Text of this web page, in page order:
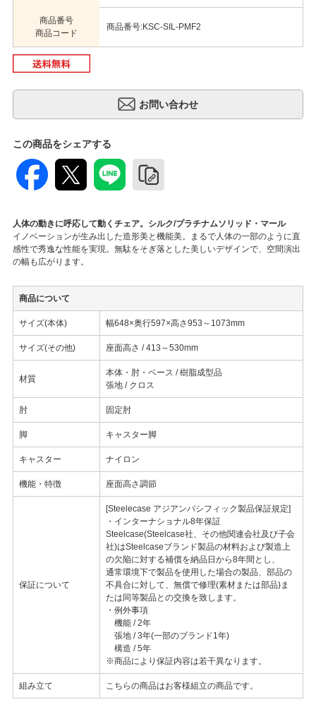
商品番号
商品コード
商品番号:KSC-SIL-PMF2
この商品をシェアする
人体の動きに呼応して動くチェア。シルク/プラチナムソリッド・マール
イノベーションが生み出した造形美と機能美。まるで人体の一部のように直
感性で秀逸な性能を実現。無駄をそぎ落とした美しいデザインで、空間演出
の幅も広がります。
商品について
サイズ(本体) 幅648×奥行597×高さ953～1073mm
サイズ(その他) 座面高さ / 413～530mm
材質
本体・肘・ベース / 樹脂成型品
張地 / クロス
肘 固定肘
脚 キャスター脚
キャスター ナイロン
機能・特徴 座面高さ調節
保証について
[Steelecase アジアンパシフィック製品保証規定]
・インターナショナル8年保証
Steelcase(Steelcase社、その他関連会社及び子会
社)はSteelcaseブランド製品の材料および製造上
の欠陥に対する補償を納品日から8年間とし、
通常環境下で製品を使用した場合の製品、部品の
不具合に対して、無償で修理(素材または部品)ま
たは同等製品との交換を致します。
・例外事項
機能 / 2年
張地 / 3年(一部のブランド1年)
構造 / 5年
※商品により保証内容は若干異なります。
組み立て こちらの商品はお客様組立の商品です。